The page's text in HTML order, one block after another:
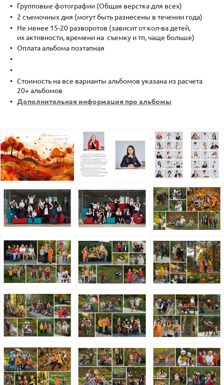
Групповые фотографии (Общая верстка для всех)
2 съемочных дня (могут быть разнесены в течении года)
Не менее 15-20 разворотов (зависит от кол-ва детей,
их активности, времени на съемку и тп, чаще больше)
Оплата альбома поэтапная
Стоимость на все варианты альбомов указана из расчета
20+ альбомов
Дополнительная информация про альбомы